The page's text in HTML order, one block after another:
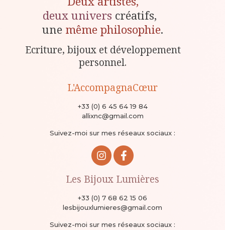
deux univers créatifs,
une même philosophie.
Ecriture, bijoux et développement
personnel.
L'AccompagnaCœur
+33 (0) 6 45 64 19 84
allixnc@gmail.com
Suivez-moi sur mes réseaux sociaux :
Les Bijoux Lumières
+33 (0) 7 68 62 15 06
lesbijouxlumieres@gmail.com
Suivez-moi sur mes réseaux sociaux :